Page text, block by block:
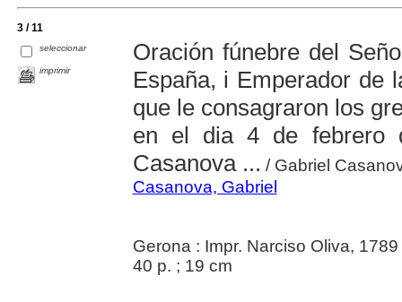
3 / 11
seleccionar
imprimir
Oración fúnebre del
España, i Emperador de
que le consagraron los
en el dia 4 de febrero
Casanova ... / Gabriel
Casanova, Gabriel
Gerona : Impr. Narciso Oliva, 1789
40 p. ; 19 cm